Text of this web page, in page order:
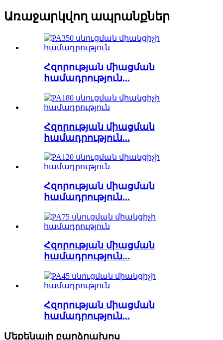
Առաջարկվող ապրանքներ
Հզորության միացման
համադրություն...
Հզորության միացման
համադրություն...
Հզորության միացման
համադրություն...
Հզորության միացման
համադրություն...
Հզորության միացման
համադրություն...
Մեքենայի բարձրախոս